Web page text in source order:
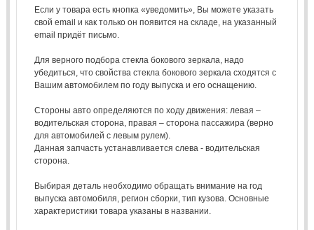
Если у товара есть кнопка «уведомить», Вы можете указать
свой email и как только он появится на складе, на указанный
email придёт письмо.
Для верного подбора стекла бокового зеркала, надо
убедиться, что свойства стекла бокового зеркала сходятся с
Вашим автомобилем по году выпуска и его оснащению.
Стороны авто определяются по ходу движения: левая –
водительская сторона, правая – сторона пассажира (верно
для автомобилей с левым рулем).
Данная запчасть устанавливается слева - водительская
сторона.
Выбирая деталь необходимо обращать внимание на год
выпуска автомобиля, регион сборки, тип кузова. Основные
характеристики товара указаны в названии.